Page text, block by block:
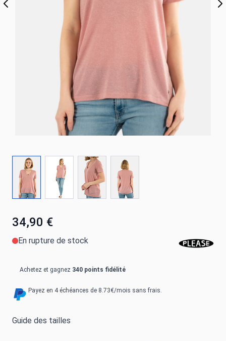
34,90 €
En rupture de stock
Achetez et gagnez 340 points fidélité
Payez en 4 échéances de 8.73€/mois sans frais.
Guide des tailles